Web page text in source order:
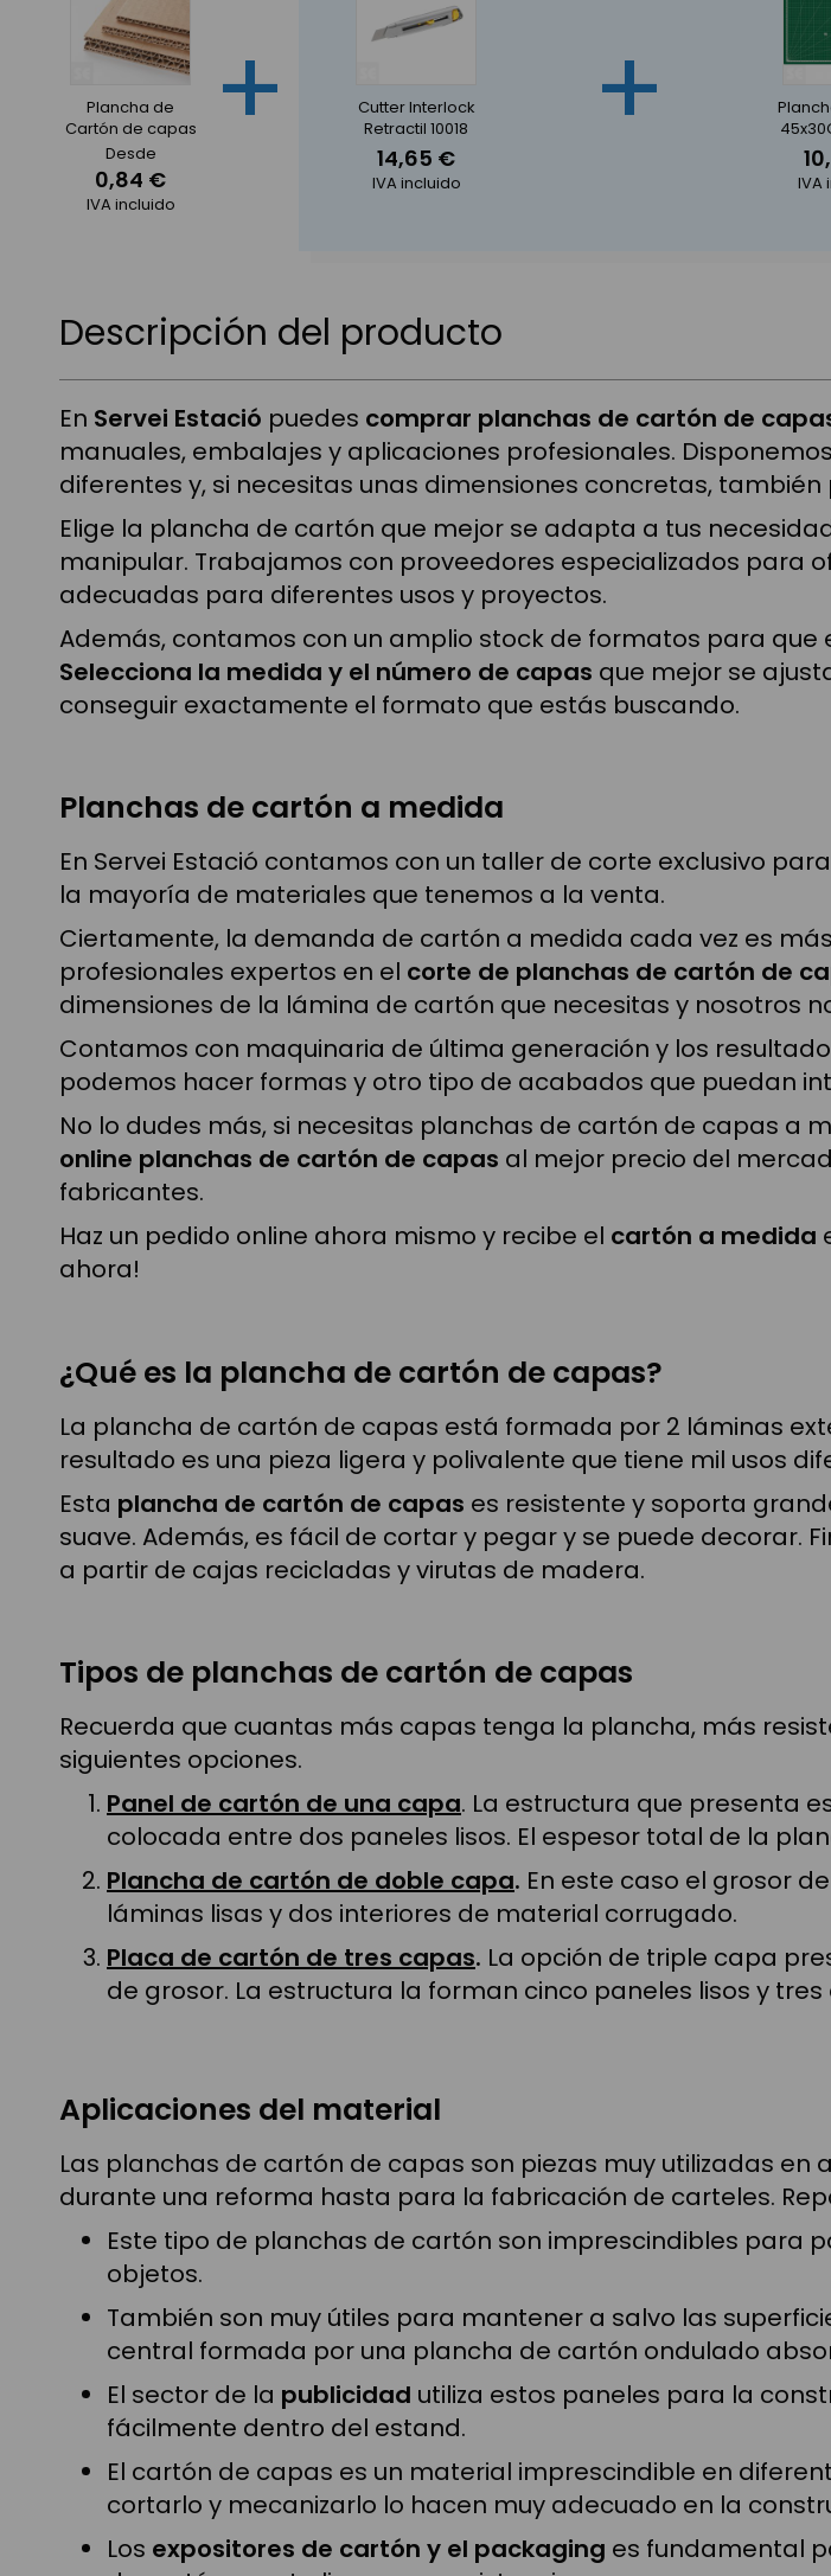
Plancha de
Cartón de capas
Desde
0,84 €
IVA incluido
+
Cutter Interlock
Retractil 10018
14,65 €
IVA incluido
+
IVA
Descripción del producto
En Servei Estació puedes comprar planchas de cartón de
manuales, embalajes y aplicaciones profesionales.
diferentes y, si necesitas unas dimensiones concretas,
Elige la plancha de cartón que mejor se adapta a tus
manipular. Trabajamos con proveedores especializados para
adecuadas para diferentes usos y proyectos.
Además, contamos con un amplio stock de formatos para
Selecciona la medida y el número de capas que mejor se
conseguir exactamente el formato que estás buscando.
Planchas de cartón a medida
En Servei Estació contamos con un taller de corte exclusivo
la mayoría de materiales que tenemos a la venta.
Ciertamente, la demanda de cartón a medida cada vez es
profesionales expertos en el corte de planchas de cartón de
dimensiones de la lámina de cartón que necesitas y nosotros
Contamos con maquinaria de última generación y los
podemos hacer formas y otro tipo de acabados que puedan
No lo dudes más, si necesitas planchas de cartón de capas a
online planchas de cartón de capas al mejor precio del
fabricantes.
Haz un pedido online ahora mismo y recibe el cartón a medida
ahora!
¿Qué es la plancha de cartón de capas?
La plancha de cartón de capas está formada por 2 láminas
resultado es una pieza ligera y polivalente que tiene mil usos
Esta plancha de cartón de capas es resistente y soporta
suave. Además, es fácil de cortar y pegar y se puede
a partir de cajas recicladas y virutas de madera.
Tipos de planchas de cartón de capas
Recuerda que cuantas más capas tenga la plancha, más
siguientes opciones.
Panel de cartón de una capa. La estructura que presenta
colocada entre dos paneles lisos. El espesor total de la
Plancha de cartón de doble capa. En este caso el grosor
láminas lisas y dos interiores de material corrugado.
Placa de cartón de tres capas. La opción de triple capa
de grosor. La estructura la forman cinco paneles lisos y
Aplicaciones del material
Las planchas de cartón de capas son piezas muy utilizadas
durante una reforma hasta para la fabricación de carteles.
Este tipo de planchas de cartón son imprescindibles para
objetos.
También son muy útiles para mantener a salvo las
central formada por una plancha de cartón ondulado
El sector de la publicidad utiliza estos paneles para la
fácilmente dentro del estand.
El cartón de capas es un material imprescindible en
cortarlo y mecanizarlo lo hacen muy adecuado en la
Los expositores de cartón y el packaging es fundamental